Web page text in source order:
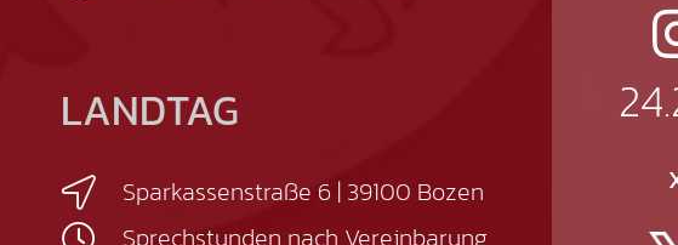
LANDTAG
Sparkassenstraße 6 | 39100 Bozen